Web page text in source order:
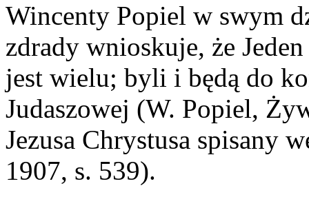
Wincenty Popiel w swym
zdrady wnioskuje, że
jest wielu; byli i będą do
Judaszowej (W. Popiel,
Jezusa Chrystusa spisany
1907, s. 539).